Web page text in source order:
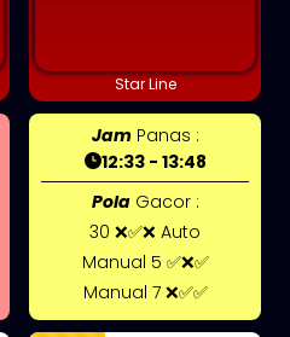
Star Line
JamPanas :
12:33 - 13:48
PolaGacor :
30 ❌✅❌ Auto
Manual 5 ✅❌✅
Manual 7 ❌✅✅